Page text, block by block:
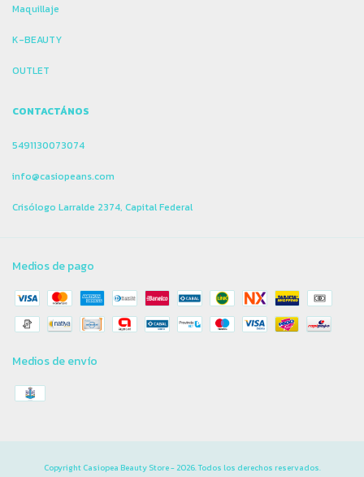
Maquillaje
K-BEAUTY
OUTLET
CONTACTÁNOS
5491130073074
info@casiopeans.com
Crisólogo Larralde 2374, Capital Federal
Medios de pago
Medios de envío
Copyright Casiopea Beauty Store - 2026. Todos los derechos reservados.